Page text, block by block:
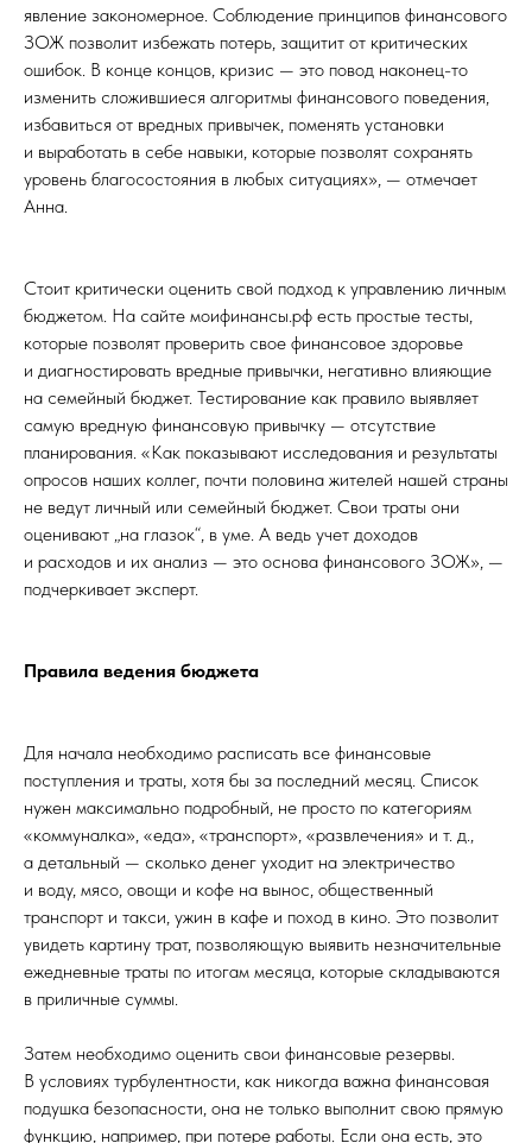
явление закономерное. Соблюдение принципов финансового
ЗОЖ позволит избежать потерь, защитит от критических
ошибок. В конце концов, кризис — это повод наконец-то
изменить сложившиеся алгоритмы финансового поведения,
избавиться от вредных привычек, поменять установки
и выработать в себе навыки, которые позволят сохранять
уровень благосостояния в любых ситуациях», — отмечает
Анна.
Стоит критически оценить свой подход к управлению личным
бюджетом. На сайте моифинансы.рф есть простые тесты,
которые позволят проверить свое финансовое здоровье
и диагностировать вредные привычки, негативно влияющие
на семейный бюджет. Тестирование как правило выявляет
самую вредную финансовую привычку — отсутствие
планирования. «Как показывают исследования и результаты
опросов наших коллег, почти половина жителей нашей страны
не ведут личный или семейный бюджет. Свои траты они
оценивают „на глазок“, в уме. А ведь учет доходов
и расходов и их анализ — это основа финансового ЗОЖ», —
подчеркивает эксперт.
Правила ведения бюджета
Для начала необходимо расписать все финансовые
поступления и траты, хотя бы за последний месяц. Список
нужен максимально подробный, не просто по категориям
«коммуналка», «еда», «транспорт», «развлечения» и т. д.,
а детальный — сколько денег уходит на электричество
и воду, мясо, овощи и кофе на вынос, общественный
транспорт и такси, ужин в кафе и поход в кино. Это позволит
увидеть картину трат, позволяющую выявить незначительные
ежедневные траты по итогам месяца, которые складываются
в приличные суммы.
Затем необходимо оценить свои финансовые резервы.
В условиях турбулентности, как никогда важна финансовая
подушка безопасности, она не только выполнит свою прямую
функцию, например, при потере работы. Если она есть, это